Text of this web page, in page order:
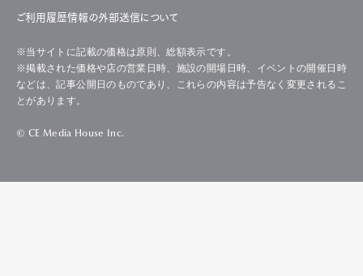
ご利用履歴情報の外部送信について
※当サイトに記載の価格は原則、総額表示です。
※掲載された価格や店の営業日時、施設の開場日時、イベントの開催日時
などは、記事公開日のものであり、これらの内容は予告なく変更されるこ
とがあります。
© CE Media House Inc.